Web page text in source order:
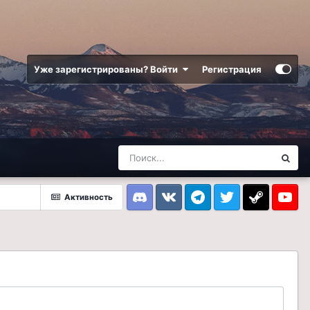
Уже зарегистрированы? Войти Регистрация
Активность
DiscordVK TelegramTwitter Steam